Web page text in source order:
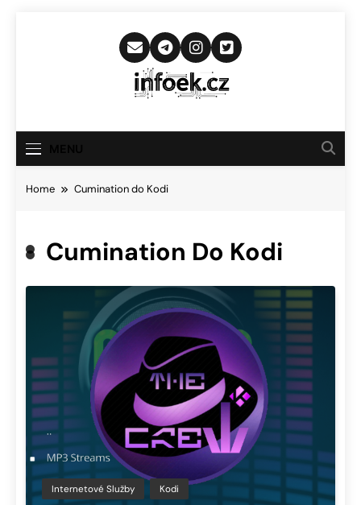
Infoek.cz
Novinkám
Home Cumination do Kodi
Cumination Do Kodi
Internetové Služby Kodi